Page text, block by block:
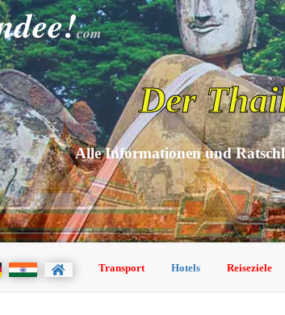
com
Der
Alle Informationen und
Transport Hotels Reiseziele